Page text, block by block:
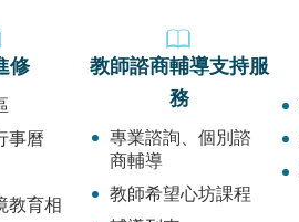
修
事曆
教育相
教師諮商輔導支持服
務
專業諮詢、個別諮
商輔導
教師希望心坊課程